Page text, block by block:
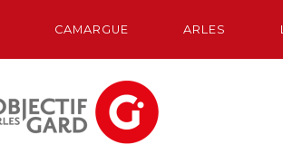
CAMARGUE ARLES